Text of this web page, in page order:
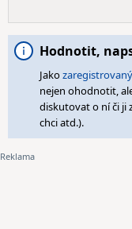
Hodnotit,
Jakozaregistrovaný
nejen ohodnotit,
diskutovat o ní či ji
chci atd.).